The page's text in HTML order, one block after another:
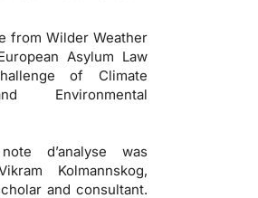
from Wilder Weather
Asylum Law
of Climate
Environmental
d’analyse was
Kolmannskog,
and consultant.